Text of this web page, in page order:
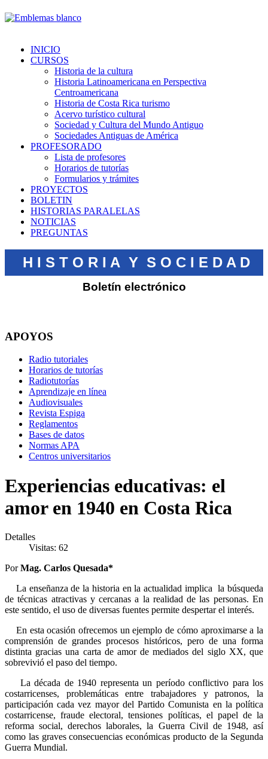
INICIO
CURSOS
Historia de la cultura
Historia Latinoamericana en Perspectiva
Centroamericana
Historia de Costa Rica turismo
Acervo turístico cultural
Sociedad y Cultura del Mundo Antiguo
Sociedades Antiguas de América
PROFESORADO
Lista de profesores
Horarios de tutorías
Formularios y trámites
PROYECTOS
BOLETIN
HISTORIAS PARALELAS
NOTICIAS
PREGUNTAS
H I S T O R I A Y S O C I E D A D
Boletín electrónico
APOYOS
Radio tutoriales
Horarios de tutorías
Radiotutorías
Aprendizaje en línea
Audiovisuales
Revista Espiga
Reglamentos
Bases de datos
Normas APA
Centros universitarios
Experiencias educativas: el
amor en 1940 en Costa Rica
Detalles
Visitas: 62
PorMag. Carlos Quesada*
La enseñanza de la historia en la actualidad implica la búsqueda
de técnicas atractivas y cercanas a la realidad de las personas. En
este sentido, el uso de diversas fuentes permite despertar el interés.
En esta ocasión ofrecemos un ejemplo de cómo aproximarse a la
comprensión de grandes procesos históricos, pero de una forma
distinta gracias una carta de amor de mediados del siglo XX, que
sobrevivió el paso del tiempo.
La década de 1940 representa un período conflictivo para los
costarricenses, problemáticas entre trabajadores y patronos, la
participación cada vez mayor del Partido Comunista en la política
costarricense, fraude electoral, tensiones políticas, el papel de la
reforma social, derechos laborales, la Guerra Civil de 1948, así
como las graves consecuencias económicas producto de la Segunda
Guerra Mundial.